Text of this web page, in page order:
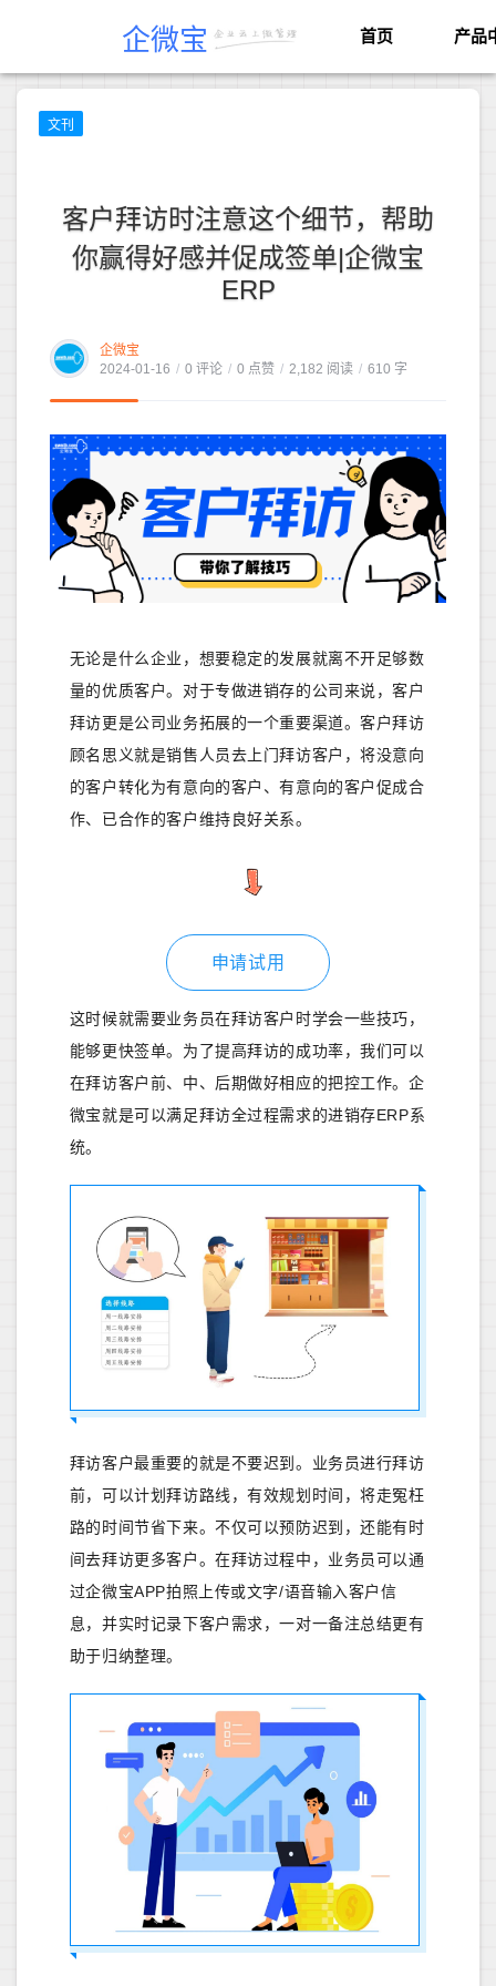
企微宝 首页 产品
文刊
客户拜访时注意这个细节，帮助
你赢得好感并促成签单|企微宝
ERP
企微宝
2024-01-16 / 0 评论 / 0 点赞 / 2,182 阅读 / 610 字
无论是什么企业，想要稳定的发展就离不开足够数
量的优质客户。对于专做进销存的公司来说，客户
拜访更是公司业务拓展的一个重要渠道。客户拜访
顾名思义就是销售人员去上门拜访客户，将没意向
的客户转化为有意向的客户、有意向的客户促成合
作、已合作的客户维持良好关系。
申请试用
这时候就需要业务员在拜访客户时学会一些技巧，
能够更快签单。为了提高拜访的成功率，我们可以
在拜访客户前、中、后期做好相应的把控工作。企
微宝就是可以满足拜访全过程需求的进销存ERP系
统。
拜访客户最重要的就是不要迟到。业务员进行拜访
前，可以计划拜访路线，有效规划时间，将走冤枉
路的时间节省下来。不仅可以预防迟到，还能有时
间去拜访更多客户。在拜访过程中，业务员可以通
过企微宝APP拍照上传或文字/语音输入客户信
息，并实时记录下客户需求，一对一备注总结更有
助于归纳整理。